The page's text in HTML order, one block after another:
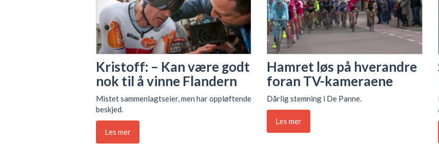
Kristoff: – Kan være godt
nok til å vinne Flandern
Mistet sammenlagtseier, men har oppløftende
beskjed.
Les mer
Hamret løs på hverandre
foran TV-kameraene
Dårlig stemning i De Panne.
Les mer